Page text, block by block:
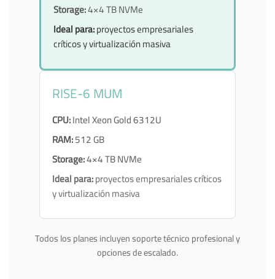
Storage:4×4 TB NVMe
Ideal para:proyectos empresariales
críticos y virtualización masiva
RISE-6 MUM
CPU:Intel Xeon Gold 6312U
RAM:512 GB
Storage:4×4 TB NVMe
Ideal para:proyectos empresariales críticos
y virtualización masiva
Todos los planes incluyen soporte técnico profesional y
opciones de escalado.